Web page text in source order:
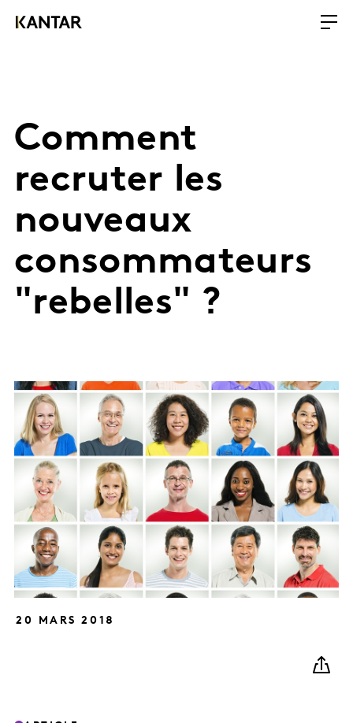
Comment
recruter les
nouveaux
consommateurs
"rebelles" ?
20 MARS 2018